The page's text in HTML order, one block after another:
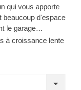
qui vous apporte
beaucoup d'espace
le garage
robuste assure la
à faire moins
être fier de
qui apporte de
à croissance lente